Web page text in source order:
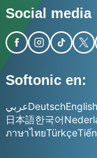
Social media
Softonic en:
عربيDeutschEnglish
日本語한국어
ภาษาไทยTürkçe